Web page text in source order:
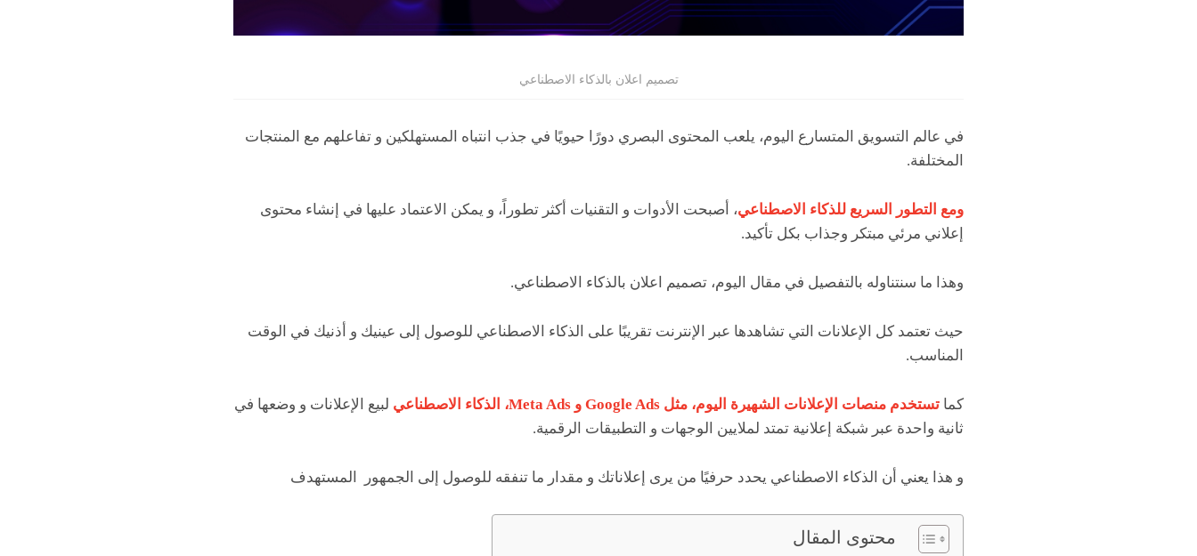
تصميم اعلان بالذكاء الاصطناعي
في عالم التسويق المتسارع اليوم، يلعب المحتوى البصري دورًا حيويًا في جذب انتباه المستهلكين و تفاعلهم مع المنتجات
المختلفة.
ومع التطور السريع للذكاء الاصطناعي، أصبحت الأدوات و التقنيات أكثر تطوراً، و يمكن الاعتماد عليها في إنشاء محتوى
إعلاني مرئي مبتكر وجذاب بكل تأكيد.
وهذا ما سنتناوله بالتفصيل في مقال اليوم، تصميم اعلان بالذكاء الاصطناعي.
حيث تعتمد كل الإعلانات التي تشاهدها عبر الإنترنت تقريبًا على الذكاء الاصطناعي للوصول إلى عينيك و أذنيك في الوقت
المناسب.
كما تستخدم منصات الإعلانات الشهيرة اليوم، مثل Google Ads و Meta Ads، الذكاء الاصطناعي
لبيع الإعلانات و وضعها في
ثانية واحدة عبر شبكة إعلانية تمتد لملايين الوجهات و التطبيقات الرقمية.
و هذا يعني أن الذكاء الاصطناعي يحدد حرفيًا من يرى إعلاناتك و مقدار ما تنفقه للوصول إلى الجمهور المستهدف
محتوى المقال